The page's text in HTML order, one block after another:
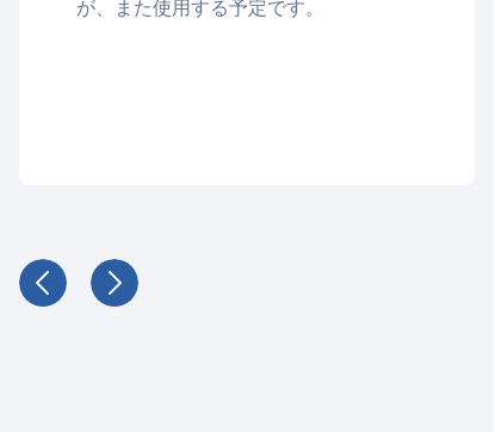
が、また使用する予定です。